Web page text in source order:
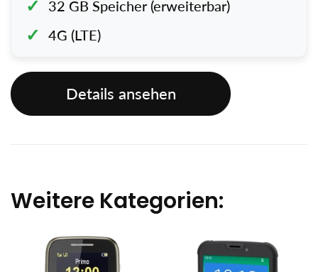
32 GB Speicher (erweiterbar)
4G (LTE)
Details ansehen
Weitere Kategorien: